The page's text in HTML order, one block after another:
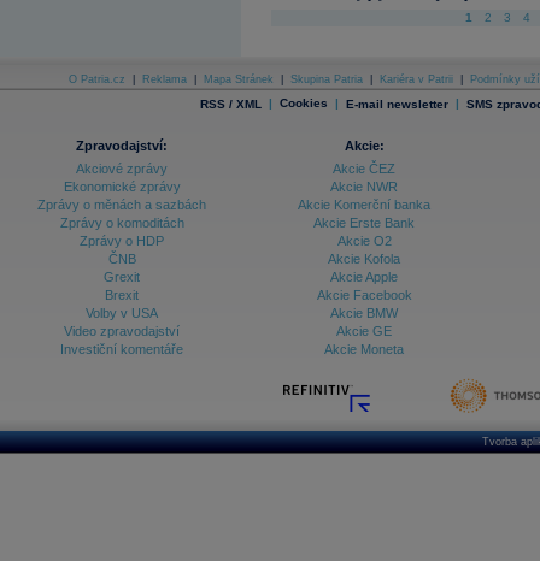
1 2 3 4
O Patria.cz Reklama Mapa Stránek Skupina Patria Kariéra v Patrii Podmínky
RSS / XML | Cookies | E-mail newsletter | SMS
Zpravodajství:
Akciové zprávy
Ekonomické zprávy
Zprávy o měnách a sazbách
Zprávy o komoditách
Zprávy o HDP
ČNB
Grexit
Brexit
Volby v USA
Video zpravodajství
Investiční komentáře
Akcie:
Akcie ČEZ
Akcie NWR
Akcie Komerční banka
Akcie Erste Bank
Akcie O2
Akcie Kofola
Akcie Apple
Akcie Facebook
Akcie BMW
Akcie GE
Akcie Moneta
Tvorba